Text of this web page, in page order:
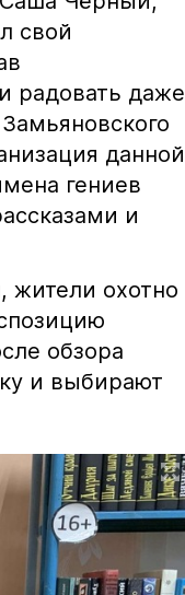
свой
радовать даже
данной
гениев
и
жители охотно
обзора
и выбирают